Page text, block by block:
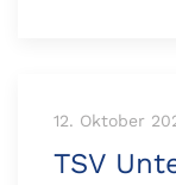
12. Oktober
TSV